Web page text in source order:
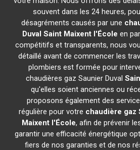
souvent dans les 24 heures,
désagréments causés par une
Duval Saint Maixent l'École en
compétitifs et transparents, nous
détaillé avant de commencer les
plombiers est formée pour
chaudières gaz Saunier Duval
qu'elles soient anciennes ou
proposons également des
régulière pour votre chaudière gaz
Maixent l'École, afin de prévenir
garantir une efficacité énergétique
fiers de nos garanties et de nos